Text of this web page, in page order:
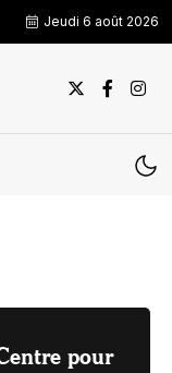
Jeudi 6 août 2026
pour